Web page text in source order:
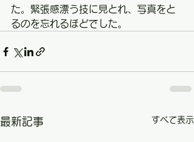
た。緊張感漂う技に見とれ、写真をと
るのを忘れるほどでした。
最新記事 すべて表示